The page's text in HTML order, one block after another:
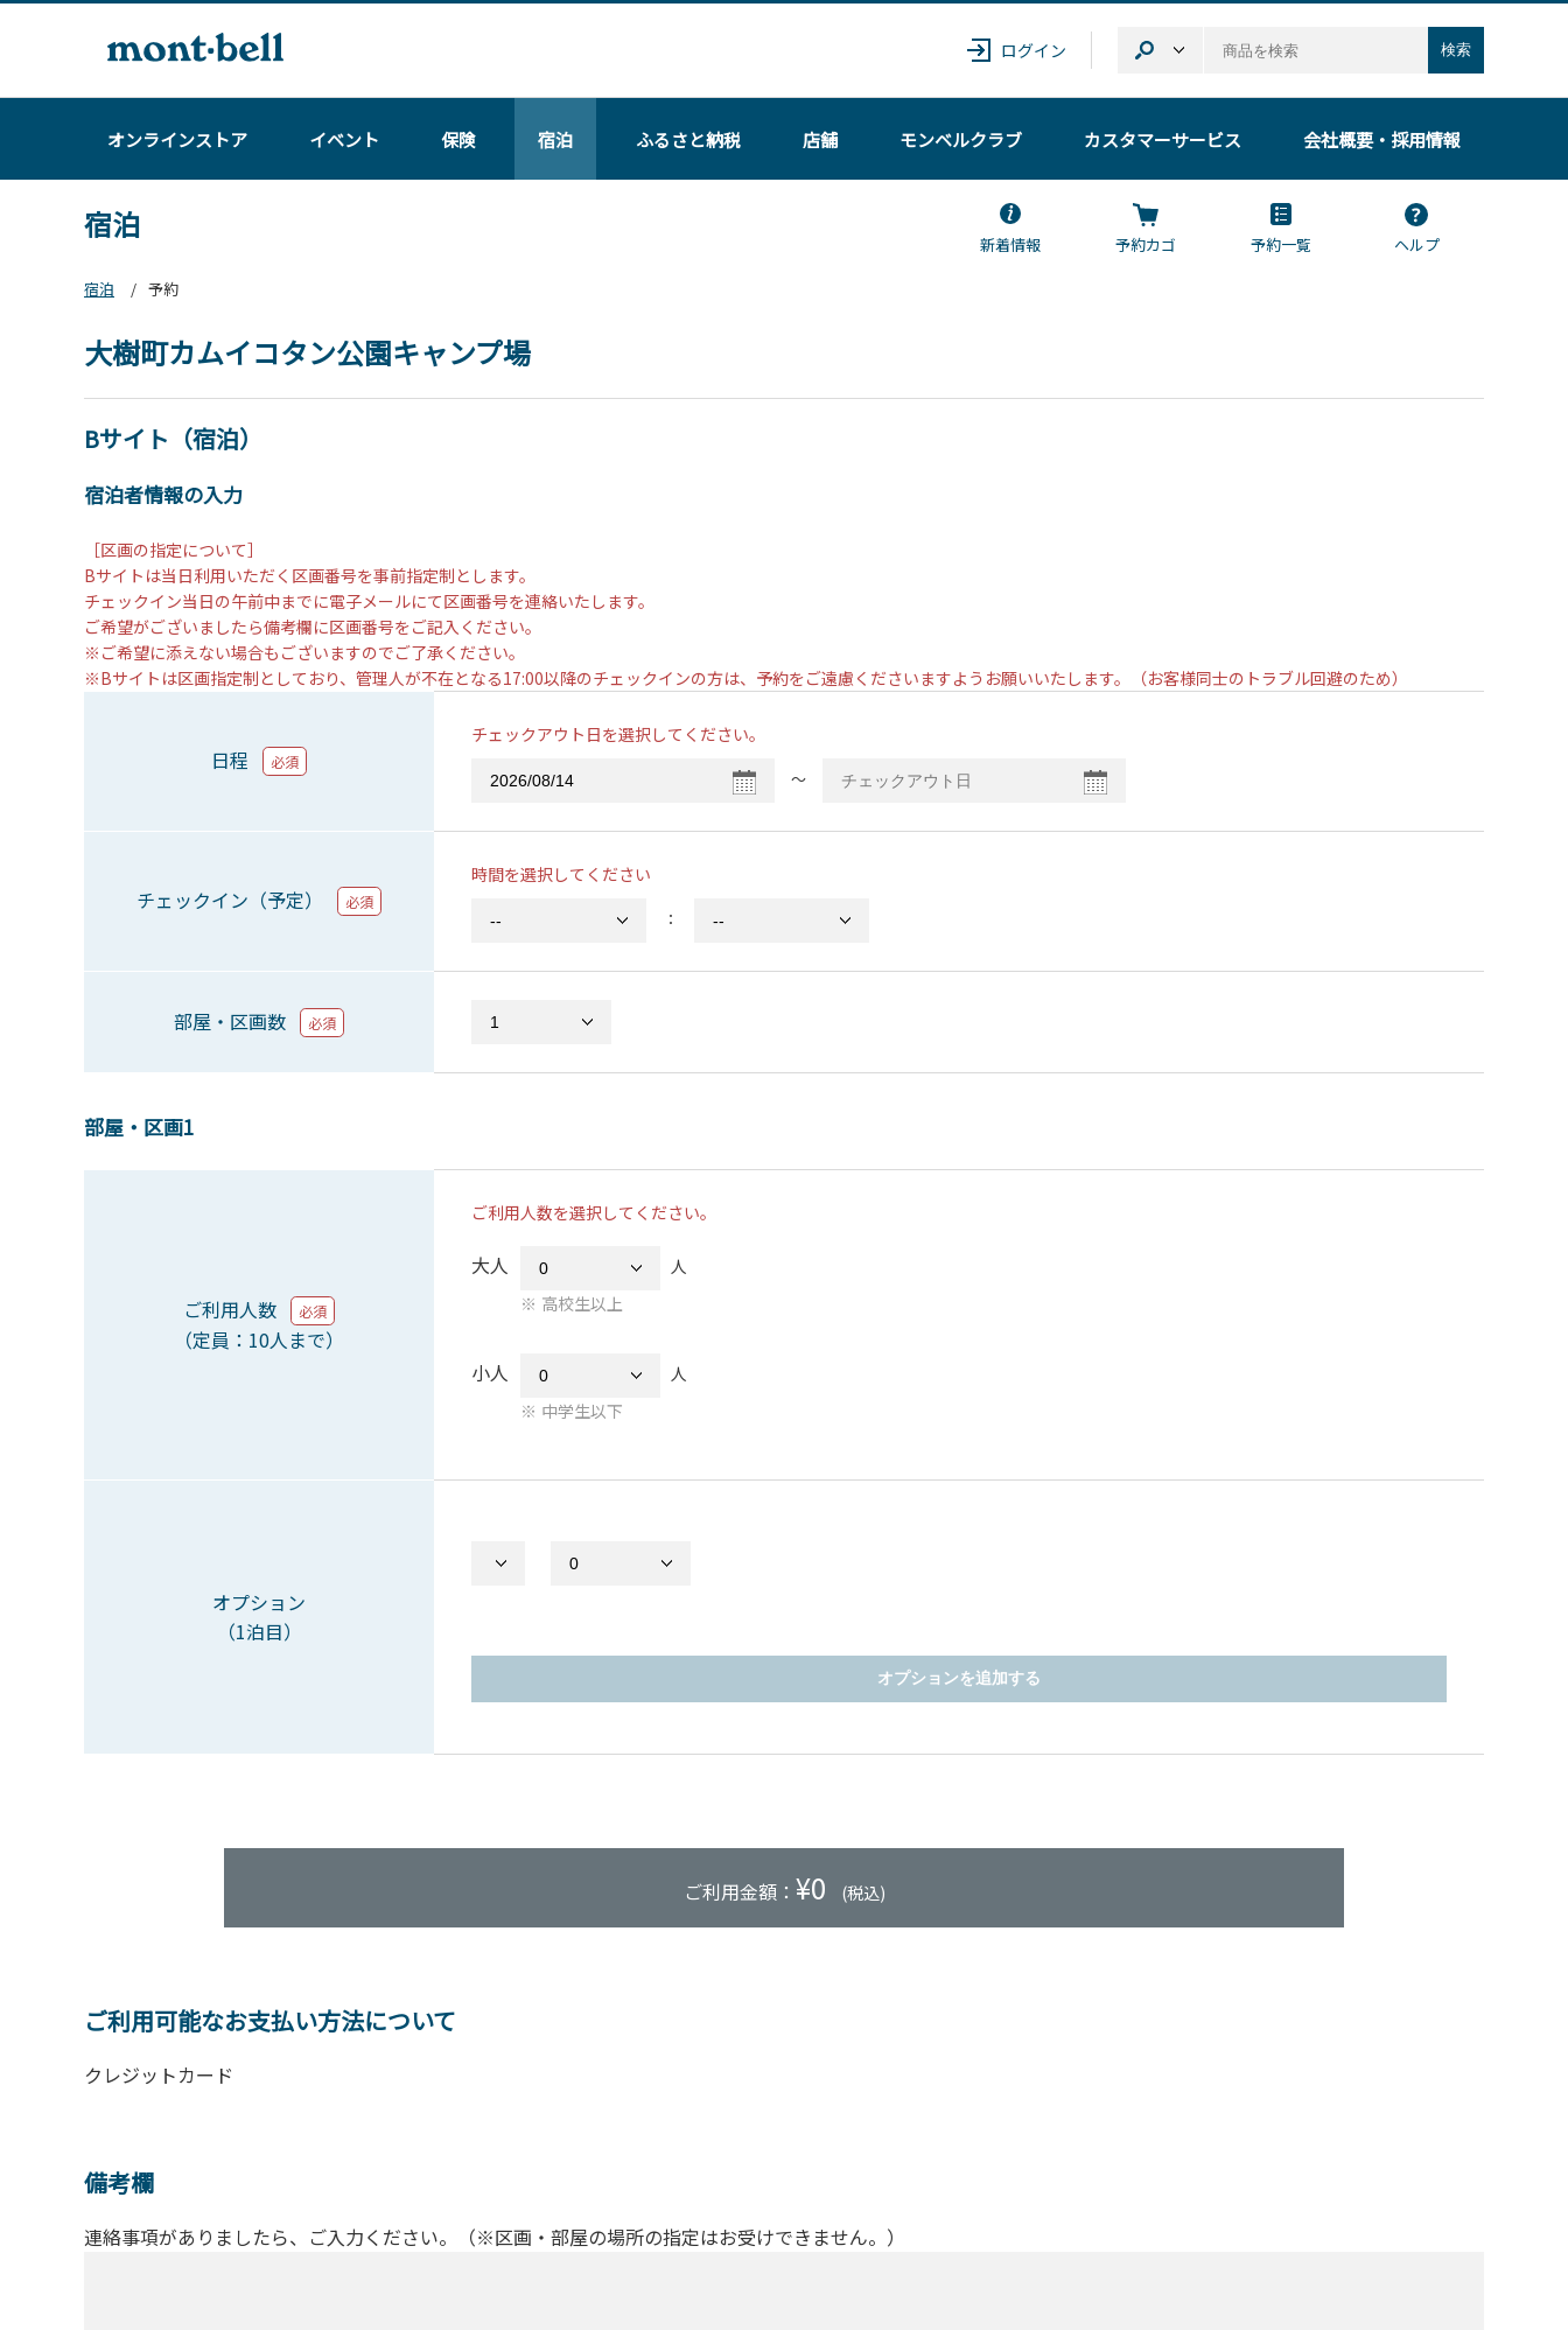
ログイン 検索
オンラインストア イベント 保険 宿泊 ふるさと納税 店舗 モンベルクラブ カスタマーサービス 会社概要・採用情報
宿泊
新着情報 予約カゴ 予約一覧
ヘルプ
宿泊
予約
大樹町カムイコタン公園キャンプ場
Bサイト（宿泊）
宿泊者情報の入力
［区画の指定について］
Bサイトは当日利用いただく区画番号を事前指定制とします。
チェックイン当日の午前中までに電子メールにて区画番号を連絡いたします。
ご希望がございましたら備考欄に区画番号をご記入ください。
※ご希望に添えない場合もございますのでご了承ください。
※Bサイトは区画指定制としており、管理人が不在となる17:00以降のチェックインの方は、予約をご遠慮くださいますようお願いいたします。（お客様同士のトラブル回避のため）
日程 必須
チェックアウト日を選択してください。
〜
チェックイン（予定） 必須
時間を選択してください
：
部屋・区画数 必須
部屋・区画1
ご利用人数 必須
（定員：10人まで）
ご利用人数を選択してください。
大人
人
高校生以上
小人
人
中学生以下
オプション
（1泊目）
オプションを追加する
ご利用金額： ¥0 (税込)
ご利用可能なお支払い方法について
クレジットカード
備考欄
連絡事項がありましたら、ご入力ください。（※区画・部屋の場所の指定はお受けできません。）